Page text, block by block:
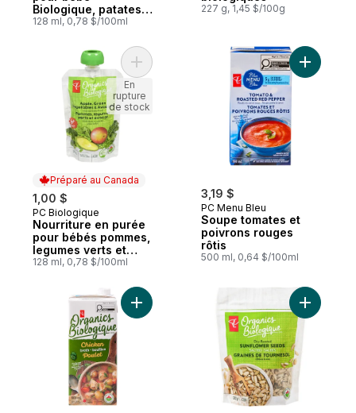
Biologique, patates
douces, pommes et
128 ml, 0,78 $/100ml
227 g, 1,45 $/100g
Préparé au Canada
1,00 $
Préparé au Canada
PC Biologique
Nourriture en purée
pour bébés pommes,
legumes verts et
avocat
128 ml, 0,78 $/100ml
Ajouter Nourriture en purée pour bébés
En
rupture
de stock
3,19 $
PC Menu Bleu
Soupe tomates et
poivrons rouges
rôtis
500 ml, 0,64 $/100ml
Ajouter Bouillon de poulet biologique au
Ajouter